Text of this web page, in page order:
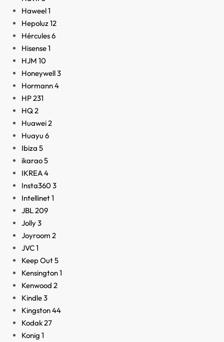
Haweel1
Hepoluz12
Hércules6
Hisense1
HJM 10
Honeywell3
Hormann4
HP231
HQ2
Huawei2
Huayu 6
Ibiza 5
ikarao5
IKREA4
Insta3603
Intellinet1
JBL209
Jolly3
Joyroom 2
JVC1
Keep Out5
Kensington1
Kenwood 2
Kindle3
Kingston44
Kodak27
Konig 1